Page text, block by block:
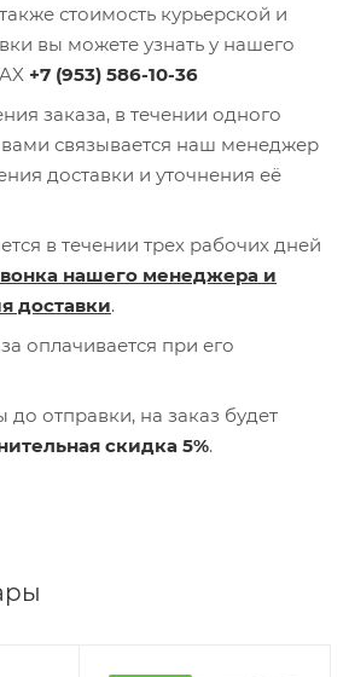
стоимость курьерской и
вы можете узнать у нашего
+7 (953) 586-10-36
заказа, в течении одного
связывается наш менеджер
доставки и уточнения её
в течении трех рабочих дней
нашего менеджера и
доставки.
оплачивается при его
до отправки, на заказ будет
скидка 5%.